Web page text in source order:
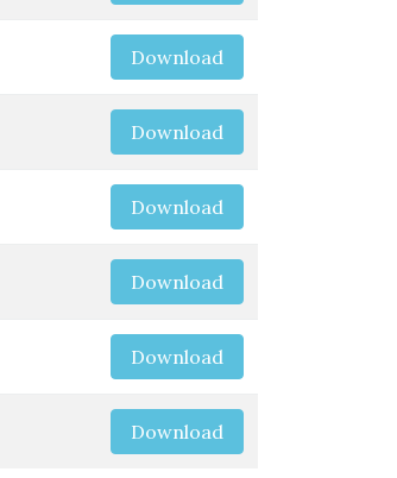
Download
Download
Download
Download
Download
Download